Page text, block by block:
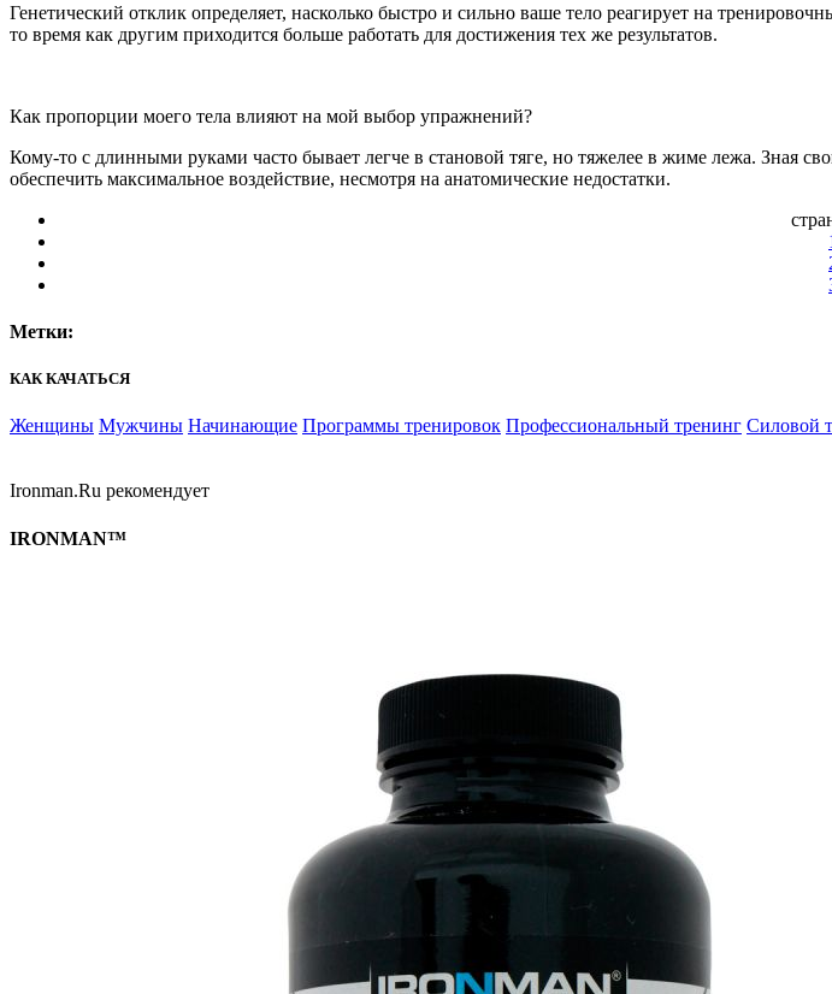
Генетический отклик определяет, насколько быстро и сильно ваше тело реагирует на
то время как другим приходится больше работать для достижения тех же результатов.
Как пропорции моего тела влияют на мой выбор упражнений?
Кому-то с длинными руками часто бывает легче в становой тяге, но тяжелее в жиме лежа. Зная
обеспечить максимальное воздействие, несмотря на анатомические недостатки.
Метки:
КАК КАЧАТЬСЯ
Женщины Мужчины Начинающие Программы тренировок Профессиональный тренинг Силовой
Ironman.Ru рекомендует
IRONMAN™